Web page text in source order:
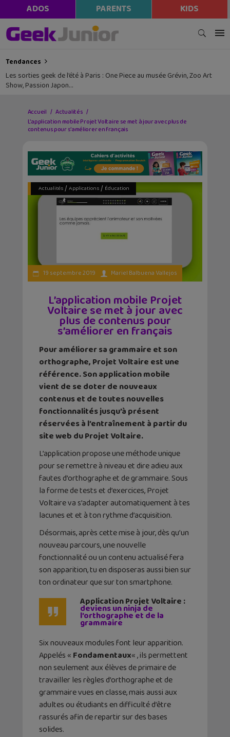
ADOS PARENTS KIDS
Tendances
Les sorties geek de l’été à Paris : One Piece au musée Grévin, Zoo Art
Show, Passion Japon…
Accueil
Actualités
L’application mobile Projet Voltaire se met à jour avec plus de
contenus pour s’améliorer en français
Actualités/ Applications/ Éducation
19 septembre 2019 Mariel Balbuena Vallejos
L’application mobile Projet
Voltaire se met à jour avec
plus de contenus pour
s’améliorer en français
Pour améliorer sa grammaire et son
orthographe, Projet Voltaire est une
référence. Son application mobile
vient de se doter de nouveaux
contenus et de toutes nouvelles
fonctionnalités jusqu’à présent
réservées à l’entraînement à partir du
site web du Projet Voltaire.
L’application propose une méthode unique
pour se remettre à niveau et dire adieu aux
fautes d’orthographe et de grammaire. Sous
la forme de tests et d’exercices, Projet
Voltaire va s’adapter automatiquement à tes
lacunes et et à ton rythme d’acquisition.
Désormais, après cette mise à jour, dès qu’un
nouveau parcours, une nouvelle
fonctionnalité ou un contenu actualisé fera
son apparition, tu en disposeras aussi bien sur
ton ordinateur que sur ton smartphone.
Application Projet Voltaire :
deviens un ninja de
l’orthographe et de la
grammaire
Six nouveaux modules font leur apparition.
Appelés « Fondamentaux« , ils permettent
non seulement aux élèves de primaire de
travailler les règles d’orthographe et de
grammaire vues en classe, mais aussi aux
adultes ou étudiants en difficulté d’être
rassurés afin de repartir sur des bases
solides.